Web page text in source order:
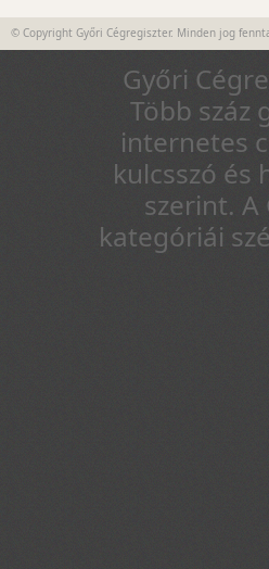
© Copyright Győri Cégregiszter. Minden jog
Győri
Több száz
internetes
kulcsszó
szerint.
kategóriái